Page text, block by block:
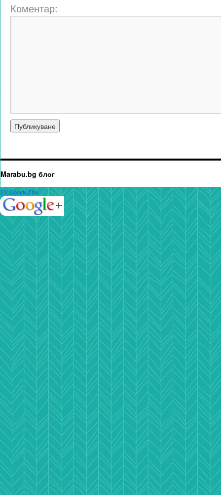
Коментар:
Marabu.bg блог
SN Google Plus